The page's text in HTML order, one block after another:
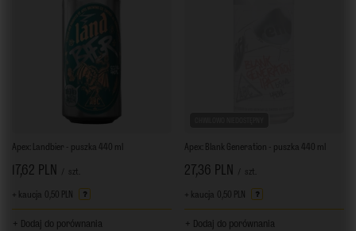
Apex: Landbier - puszka 440 ml
17,62 PLN szt.
+ kaucja 0,50 PLN
+ Dodaj do porównania
Apex: Blank Generation - puszka 440 ml
27,36 PLN szt.
+ kaucja 0,50 PLN
+ Dodaj do porównania